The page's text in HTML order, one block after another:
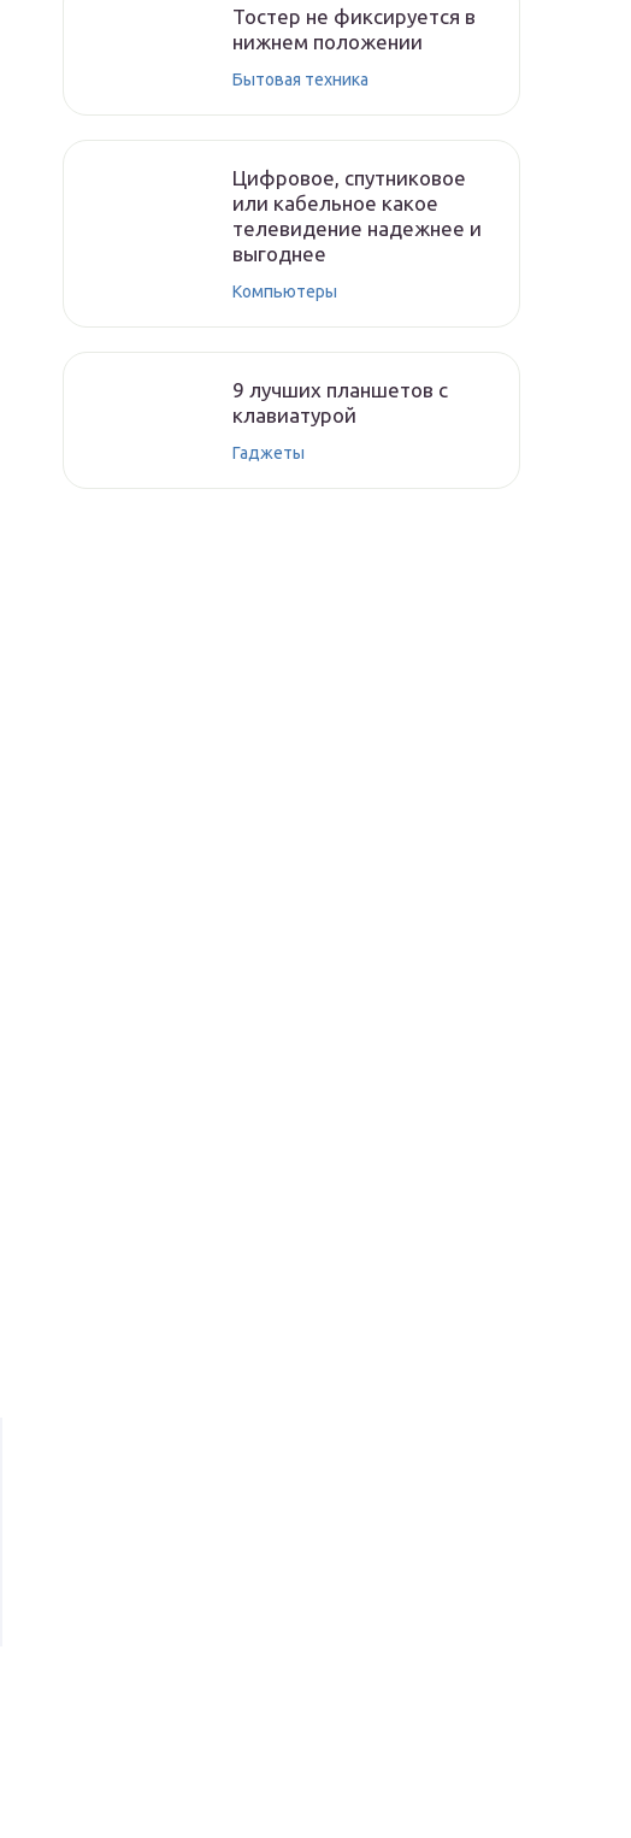
Тостер не фиксируется в
нижнем положении
Бытовая техника
Цифровое, спутниковое
или кабельное какое
телевидение надежнее и
выгоднее
Компьютеры
9 лучших планшетов с
клавиатурой
Гаджеты